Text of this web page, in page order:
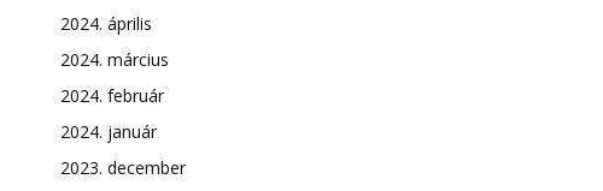
2024. április
2024. március
2024. február
2024. január
2023. december